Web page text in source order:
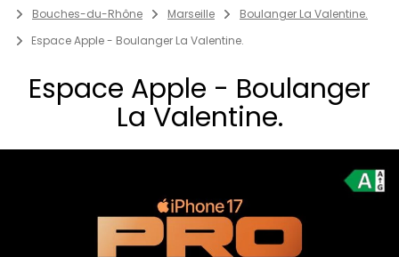
Bouches-du-Rhône
Marseille
Boulanger La Valentine.
Espace Apple - Boulanger La Valentine.
Espace Apple - Boulanger
La Valentine.